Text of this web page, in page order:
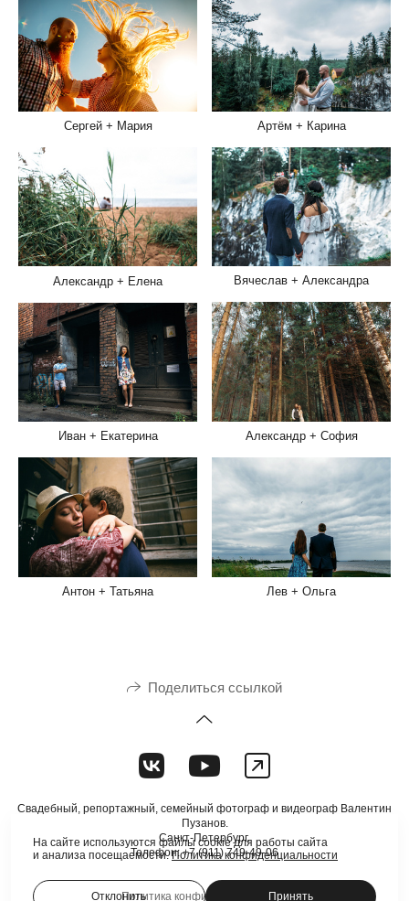
Сергей + Мария Артём + Карина
Вячеслав + Александра
Александр + Елена
Александр + София
Иван + Екатерина
Лев + Ольга
Антон + Татьяна
Поделиться ссылкой
Свадебный, репортажный, семейный фотограф и видеограф Валентин
Пузанов.
Санкт-Петербург.
Телефон: +7 (911) 749-49-06
Политика конфиденциальности
На сайте используются файлы cookie для работы сайта
и анализа посещаемости.Политика конфиденциальности
Отклонить Принять